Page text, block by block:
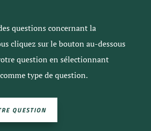
questions concernant la
cliquez sur le bouton au-dessous
question en sélectionnant
type de question.
QUESTION